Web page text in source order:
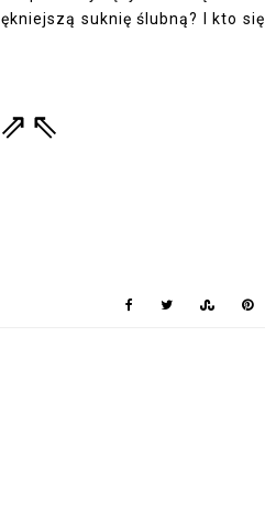
suknię ślubną? I kto się
⇗⇖